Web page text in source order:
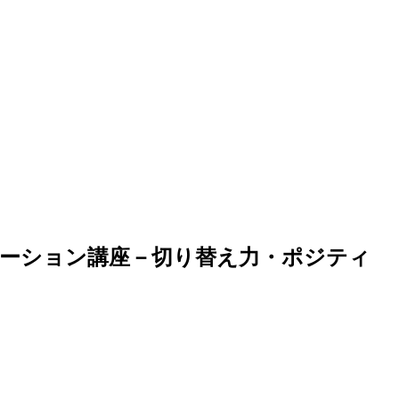
ション講座－切り替え力・ポジティ